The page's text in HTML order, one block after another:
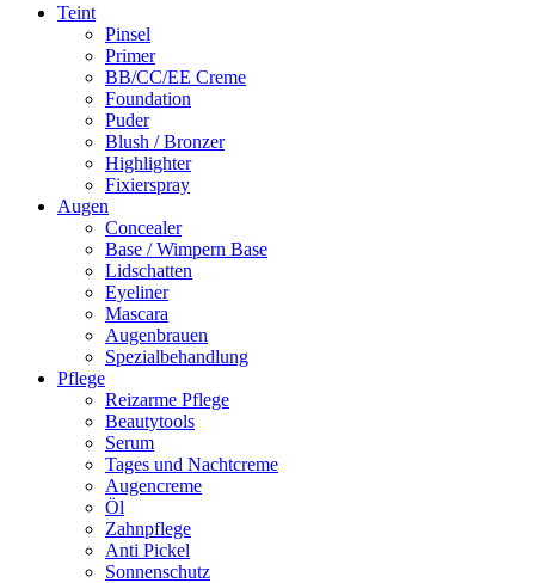
Primäres
Teint
Pinsel
Primer
BB/CC/EE Creme
Foundation
Puder
Blush / Bronzer
Highlighter
Fixierspray
Augen
Concealer
Base / Wimpern Base
Lidschatten
Eyeliner
Mascara
Augenbrauen
Spezialbehandlung
Pflege
Reizarme Pflege
Beautytools
Serum
Tages und Nachtcreme
Augencreme
Öl
Zahnpflege
Anti Pickel
Sonnenschutz